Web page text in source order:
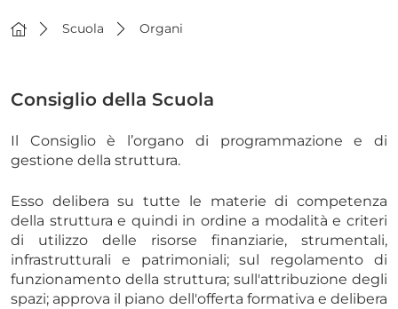
Scuola Organi
Consiglio della Scuola
Il Consiglio è l’organo di programmazione e di
gestione della struttura.
Esso delibera su tutte le materie di competenza
della struttura e quindi in ordine a modalità e criteri
di utilizzo delle risorse finanziarie, strumentali,
infrastrutturali e patrimoniali; sul regolamento di
funzionamento della struttura; sull'attribuzione degli
spazi; approva il piano dell'offerta formativa e delibera